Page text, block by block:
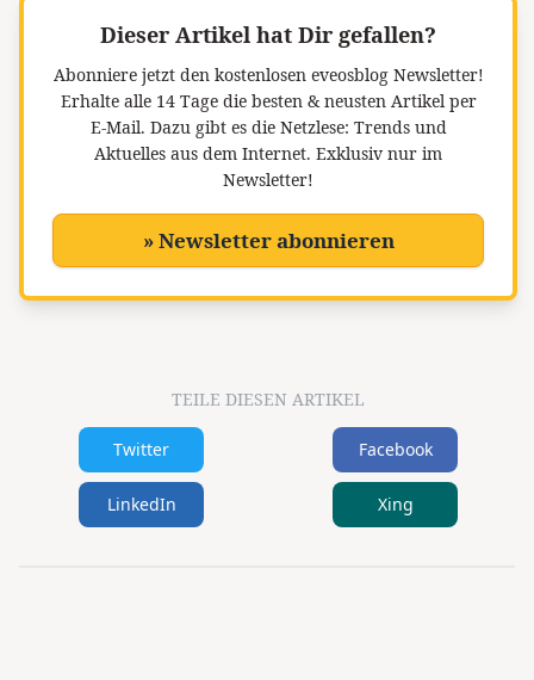
Dieser Artikel hat Dir gefallen?
Abonniere jetzt den kostenlosen eveosblog Newsletter!
Erhalte alle 14 Tage die besten & neusten Artikel per
E-Mail. Dazu gibt es die Netzlese: Trends und
Aktuelles aus dem Internet. Exklusiv nur im
Newsletter!
» Newsletter abonnieren
TEILE DIESEN ARTIKEL
Twitter Facebook
LinkedIn Xing